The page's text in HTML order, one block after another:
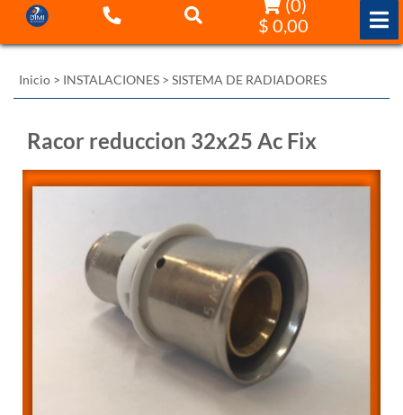
$ 0,00
Inicio > INSTALACIONES > SISTEMA DE RADIADORES
Racor reduccion 32x25 Ac Fix